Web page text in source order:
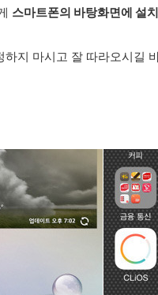
스마트폰의 바탕화면에 설
지 마시고 잘 따라오시길